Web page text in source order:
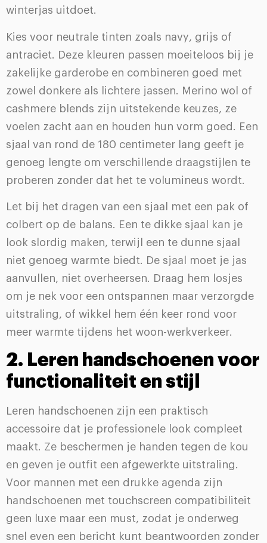
winterjas uitdoet.
Kies voor neutrale tinten zoals navy, grijs of
antraciet. Deze kleuren passen moeiteloos bij je
zakelijke garderobe en combineren goed met
zowel donkere als lichtere jassen. Merino wol of
cashmere blends zijn uitstekende keuzes, ze
voelen zacht aan en houden hun vorm goed. Een
sjaal van rond de 180 centimeter lang geeft je
genoeg lengte om verschillende draagstijlen te
proberen zonder dat het te volumineus wordt.
Let bij het dragen van een sjaal met een pak of
colbert op de balans. Een te dikke sjaal kan je
look slordig maken, terwijl een te dunne sjaal
niet genoeg warmte biedt. De sjaal moet je jas
aanvullen, niet overheersen. Draag hem losjes
om je nek voor een ontspannen maar verzorgde
uitstraling, of wikkel hem één keer rond voor
meer warmte tijdens het woon-werkverkeer.
2. Leren handschoenen voor
functionaliteit en stijl
Leren handschoenen zijn een praktisch
accessoire dat je professionele look compleet
maakt. Ze beschermen je handen tegen de kou
en geven je outfit een afgewerkte uitstraling.
Voor mannen met een drukke agenda zijn
handschoenen met touchscreen compatibiliteit
geen luxe maar een must, zodat je onderweg
snel even een bericht kunt beantwoorden zonder